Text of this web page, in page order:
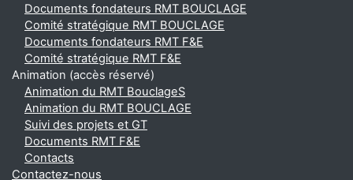
Documents fondateurs RMT BOUCLAGE
Comité stratégique RMT BOUCLAGE
Documents fondateurs RMT F&E
Comité stratégique RMT F&E
Animation (accès réservé)
Animation du RMT BouclageS
Animation du RMT BOUCLAGE
Suivi des projets et GT
Documents RMT F&E
Contacts
Contactez-nous